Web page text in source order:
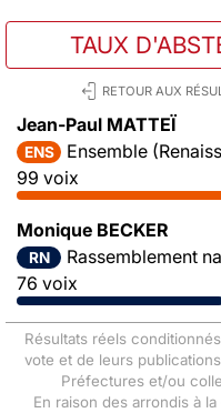
TAUX
RETOUR AUX
Jean-Paul MATTEÏ
ENS
Ensemble
99 voix
Monique BECKER
RN
Rassemblement
76 voix
Résultats réels
vote et de leurs
Préfectures et/ou
En raison des arrondis à